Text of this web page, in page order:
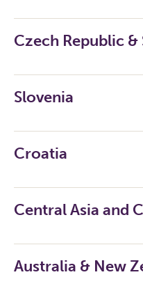
Czech Republic &
Slovenia
Croatia
Central Asia and
Australia & New